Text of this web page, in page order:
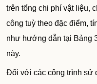
trên tổng chi phí vật liệu,
công tuỳ theo đặc điểm,
như hướng dẫn tại Bảng
này.
Đối với các công trình sử